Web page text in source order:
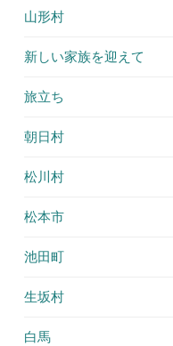
山形村
新しい家族を迎えて
旅立ち
朝日村
松川村
松本市
池田町
生坂村
白馬